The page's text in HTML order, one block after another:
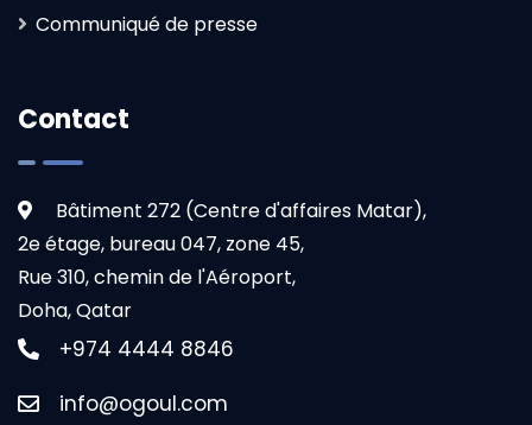
Communiqué de presse
Contact
Bâtiment 272 (Centre d'affaires Matar),
2e étage, bureau 047, zone 45,
Rue 310, chemin de l'Aéroport,
Doha, Qatar
+974 4444 8846
info@ogoul.com